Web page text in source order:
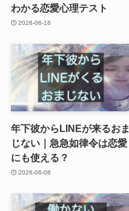
わかる恋愛心理テスト
2026-06-16
年下彼からLINEが来るおま
じない｜急急如律令は恋愛
にも使える？
2026-06-08